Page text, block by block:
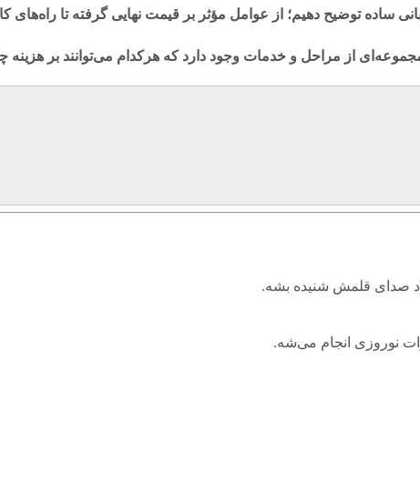
ساده توضیح دهیم؛ از عوامل مؤثر بر قیمت نهایی گرفته تا
از مراحل و خدمات وجود دارد که هرکدام می‌توانند بر هزینه
صدای قلمش شنیده بشه.
نوروزی انجام می‌شه.